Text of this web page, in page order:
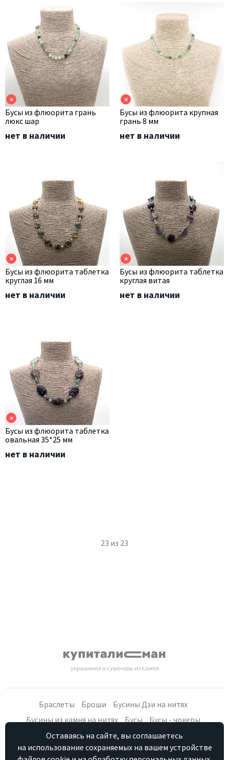
×
Бусы из флюорита грань
люкс шар
нет в наличии
×
Бусы из флюорита крупная
грань 8 мм
нет в наличии
×
Бусы из флюорита таблетка
круглая 16 мм
нет в наличии
×
Бусы из флюорита таблетка
круглая витая
нет в наличии
×
Бусы из флюорита таблетка
овальная 35*25 мм
нет в наличии
23 из 23
украшения и сувениры из камня
Браслеты Броши
Бусины Дзи на нитях
Бусины из камня на нитях
Бусы
Бусы - чокеры
Кольца, серьги
Кулоны
Наборы (бусы, браслет, серьги)
Распродажа
Сувениры из камня Фурнитура Четки
Оставаясь на сайте, вы соглашаетесь
на использование сохраняемых на вашем устройстве